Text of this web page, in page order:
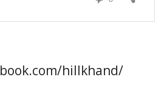
hillkhand/